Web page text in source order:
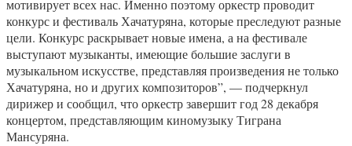
мотивирует всех нас. Именно поэтому оркестр проводит
конкурс и фестиваль Хачатуряна, которые преследуют разные
цели. Конкурс раскрывает новые имена, а на фестивале
выступают музыканты, имеющие большие заслуги в
музыкальном искусстве, представляя произведения не только
Хачатуряна, но и других композиторов”, — подчеркнул
дирижер и сообщил, что оркестр завершит год 28 декабря
концертом, представляющим киномузыку Тиграна
Мансуряна.